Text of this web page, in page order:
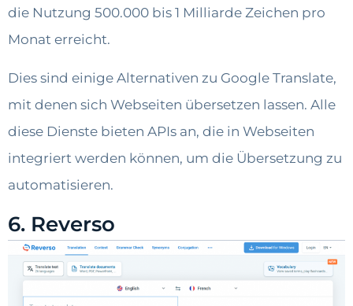
die Nutzung 500.000 bis 1 Milliarde Zeichen pro
Monat erreicht.
Dies sind einige Alternativen zu Google Translate,
mit denen sich Webseiten übersetzen lassen. Alle
diese Dienste bieten APIs an, die in Webseiten
integriert werden können, um die Übersetzung zu
automatisieren.
6. Reverso